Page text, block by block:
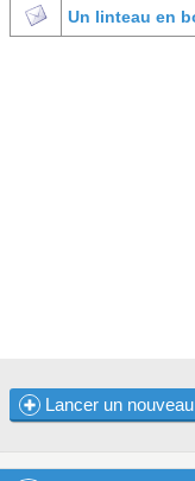
Un linteau en
Lancer un